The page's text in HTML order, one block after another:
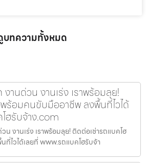
บทความทั้งหมด
งานด่วน งานเร่ง เราพร้อมลุย!
ร้อมคนขับมืออาชีพ ลงพื้นที่ไวได้
ฮรับจ้าง.com
น งานเร่ง เราพร้อมลุย! ติดต่อเช่ารถแบคโฮ
ไวได้เลยที่ www.รถแบคโฮรับจ้า